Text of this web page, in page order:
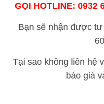
GỌI HOTLINE: 0932
Bạn sẽ nhận được
Tại sao không liên hệ
báo giá